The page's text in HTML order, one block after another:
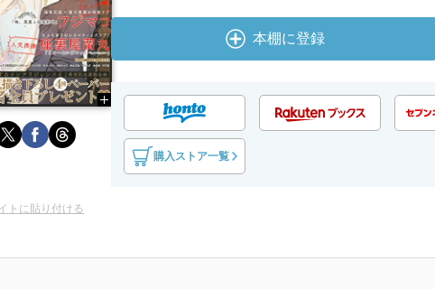
本棚に登録
購入ストア一覧
トに貼り付ける